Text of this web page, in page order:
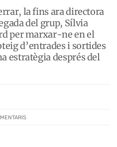
la fins ara directora
del grup, Sílvia
per marxar-ne en el
d’entrades i sortides
estratègia després del